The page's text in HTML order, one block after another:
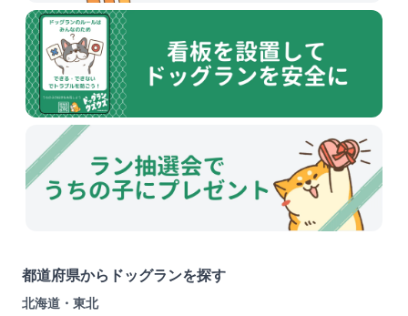
都道府県からドッグランを探す
北海道・東北